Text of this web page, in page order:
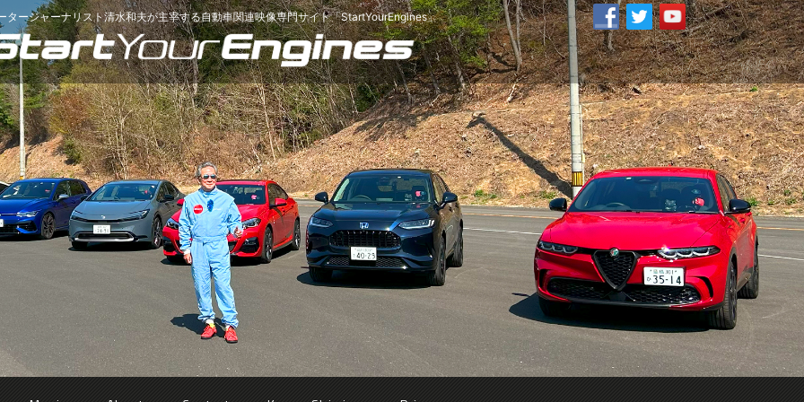
タージャーナリスト清水和夫が主宰する自動車関連映像専門サイト「StartYourEngines」